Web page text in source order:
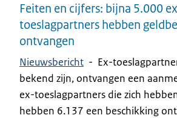
Feiten en cijfers: bijna 5.000
toeslagpartners hebben
ontvangen
Nieuwsbericht - Ex-
bekend zijn, ontvangen een
ex-toeslagpartners die zich
hebben 6.137 een beschikking